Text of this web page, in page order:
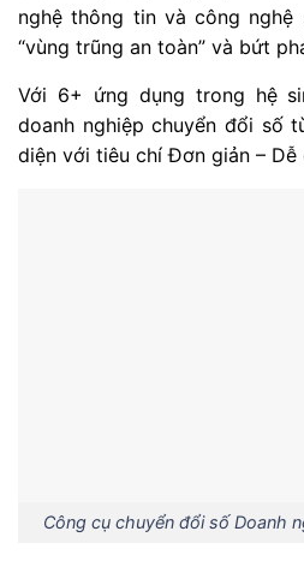
nghệ thông tin và công
“vùng trũng an toàn” và bứt
Với 6+ ứng dụng trong hệ
doanh nghiệp chuyển đổi số
diện với tiêu chí Đơn giản – Dễ
Công cụ chuyển đổi số Doanh